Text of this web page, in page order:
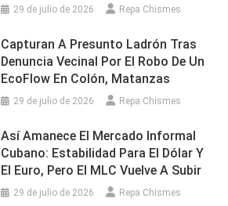
29 de julio de 2026 Repa Chismes
Capturan A Presunto Ladrón Tras
Denuncia Vecinal Por El Robo De Un
EcoFlow En Colón, Matanzas
29 de julio de 2026 Repa Chismes
Así Amanece El Mercado Informal
Cubano: Estabilidad Para El Dólar Y
El Euro, Pero El MLC Vuelve A Subir
29 de julio de 2026 Repa Chismes